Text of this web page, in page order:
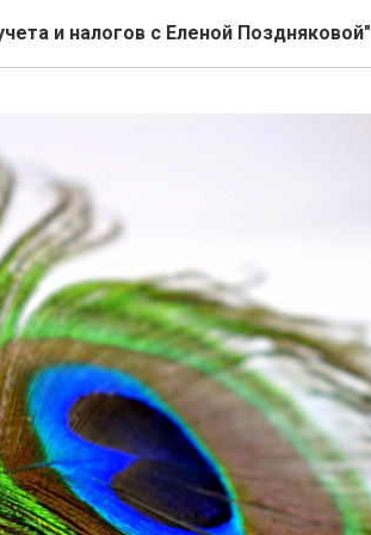
и налогов с Еленой Поздняковой"